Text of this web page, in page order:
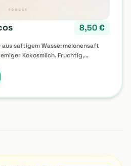
8,50€
Kokosmilch. Fruchtig,
leicht – der perfekte Genuss für